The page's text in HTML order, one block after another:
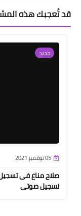
قد تُعجبك هذه
جديد
05 نوفمبر 2021
صلاح مناع فى
تسجيل صوتى